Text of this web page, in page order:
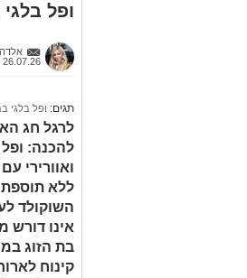
ופל
26.07.26 / 09:09
תגים: ופל בלגי
לרגל חג
להכנה: ופל
ואוורירי
ללא תוספת
השוקולד
אינו דורש
בת הזוג
קינוח